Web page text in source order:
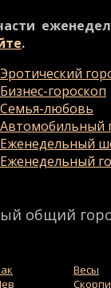
.
Эротический
Бизнес-гороскоп
Семья-любовь
Автомобильный
Еженедельный
Еженедельный
общий
Весы